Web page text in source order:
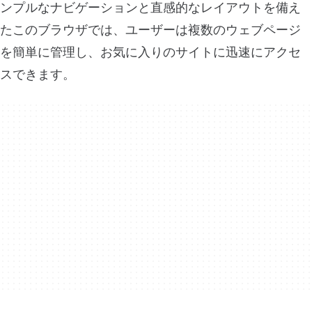
ンプルなナビゲーションと直感的なレイアウトを備え
たこのブラウザでは、ユーザーは複数のウェブページ
を簡単に管理し、お気に入りのサイトに迅速にアクセ
スできます。